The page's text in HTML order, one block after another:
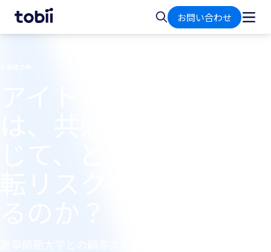
ー
検
索
お問い合わせ